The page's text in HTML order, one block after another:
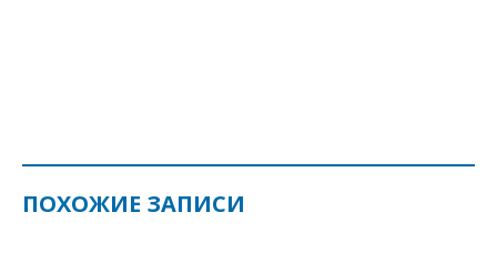
ПОХОЖИЕ ЗАПИСИ